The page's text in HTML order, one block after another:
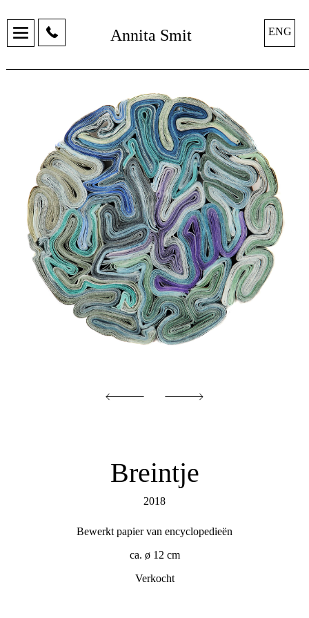
Annita Smit ENG
Breintje
2018
Bewerkt papier van encyclopedieën
ca. ø 12 cm
Verkocht